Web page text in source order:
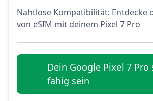
Nahtlose Kompatibilität: Entdecke
von eSIM mit deinem Pixel 7 Pro
Dein Google Pixel 7 Pro
fähig sein